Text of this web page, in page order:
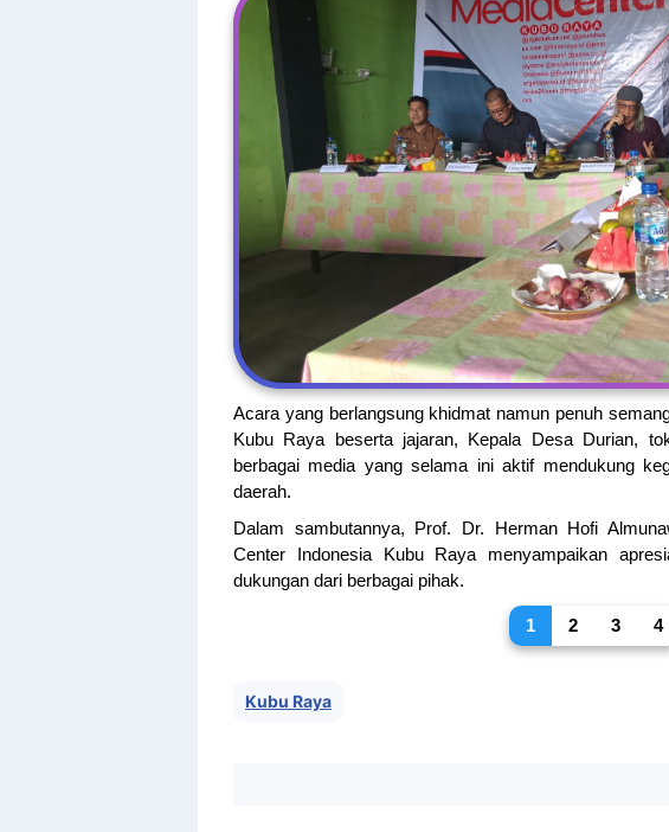
Acara yang berlangsung khidmat namun penuh
Kubu Raya beserta jajaran, Kepala Desa Durian,
berbagai media yang selama ini aktif mendukung
daerah.
Dalam sambutannya, Prof. Dr. Herman Hofi
Center Indonesia Kubu Raya menyampaikan
dukungan dari berbagai pihak.
1 2 3 4
Kubu Raya